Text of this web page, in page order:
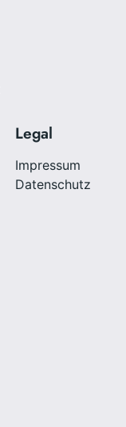
Legal
Impressum
Datenschutz